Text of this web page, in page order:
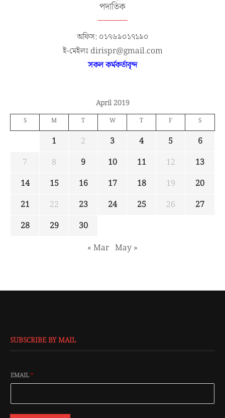
পদাতিক
অফিস: ০১৭৬৯০১৭১৯০
ই-মেইলঃ dirispr@gmail.com
সকল কর্মকর্তাবৃন্দ
April 2019
S M T W T F S
1 2 3 4 5
6
7
8 9 10 11 12
13
14
15 16 17 18 19
20
21
22 23 24 25 26
27
28
29
30
« Mar May »
SUBSCRIBE BY MAIL
EMAIL*